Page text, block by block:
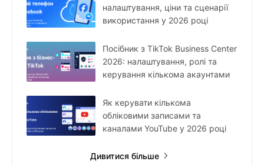
налаштування, ціни та сценарії
використання у 2026 році
Посібник з TikTok Business Center
2026: налаштування, ролі та
керування кількома акаунтами
Як керувати кількома
обліковими записами та
каналами YouTube у 2026 році
Дивитися більше